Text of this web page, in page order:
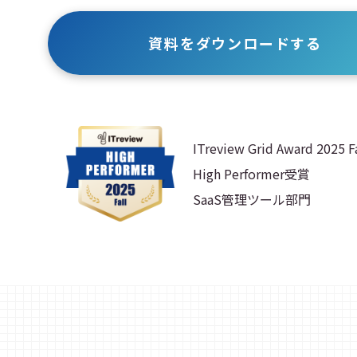
資料をダウンロードする
ITreview Grid Award 2025
High Performer受賞
SaaS管理ツール部門